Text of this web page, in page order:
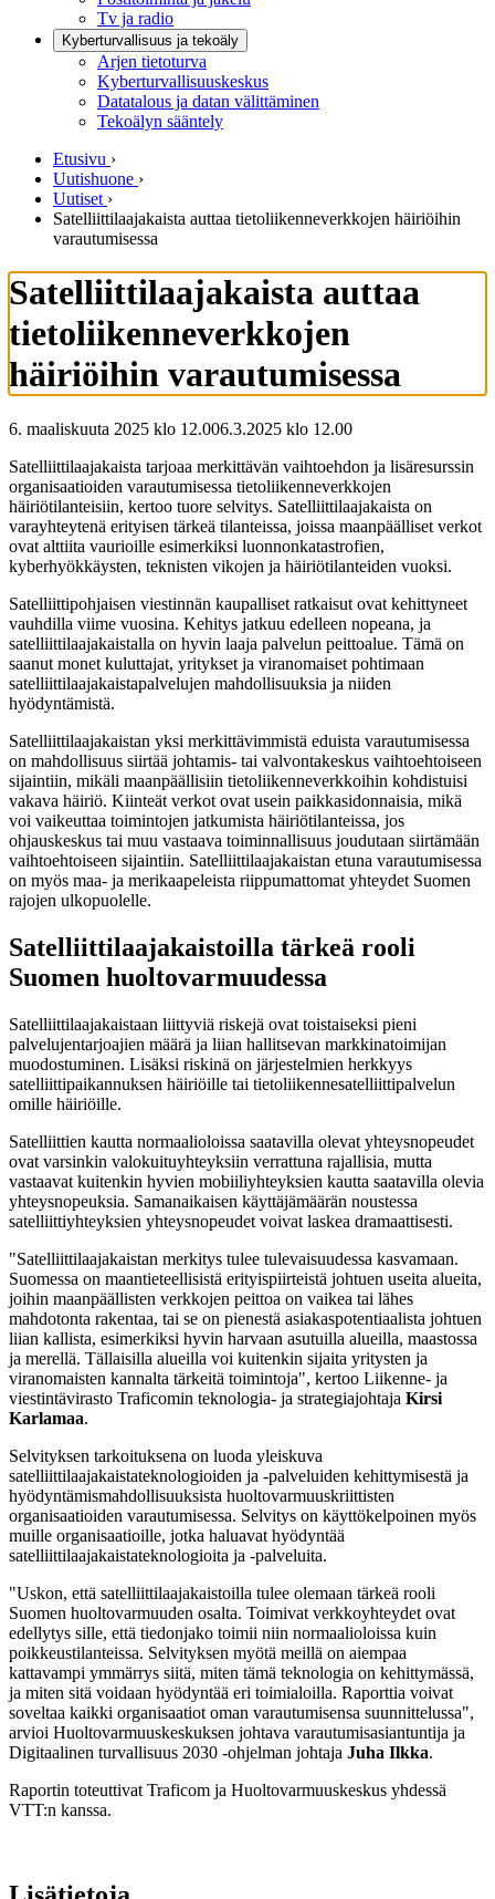
Tv ja radio
Kyberturvallisuus ja tekoäly
Arjen tietoturva
Kyberturvallisuuskeskus
Datatalous ja datan välittäminen
Tekoälyn sääntely
Etusivu ›
Uutishuone ›
Uutiset ›
Satelliittilaajakaista auttaa tietoliikenneverkkojen häiriöihin
varautumisessa
Satelliittilaajakaista auttaa
tietoliikenneverkkojen
häiriöihin varautumisessa
6. maaliskuuta 2025 klo 12.006.3.2025 klo 12.00
Satelliittilaajakaista tarjoaa merkittävän vaihtoehdon ja lisäresurssin
organisaatioiden varautumisessa tietoliikenneverkkojen
häiriötilanteisiin, kertoo tuore selvitys. Satelliittilaajakaista on
varayhteytenä erityisen tärkeä tilanteissa, joissa maanpäälliset verkot
ovat alttiita vaurioille esimerkiksi luonnonkatastrofien,
kyberhyökkäysten, teknisten vikojen ja häiriötilanteiden vuoksi.
Satelliittipohjaisen viestinnän kaupalliset ratkaisut ovat kehittyneet
vauhdilla viime vuosina. Kehitys jatkuu edelleen nopeana, ja
satelliittilaajakaistalla on hyvin laaja palvelun peittoalue. Tämä on
saanut monet kuluttajat, yritykset ja viranomaiset pohtimaan
satelliittilaajakaistapalvelujen mahdollisuuksia ja niiden
hyödyntämistä.
Satelliittilaajakaistan yksi merkittävimmistä eduista varautumisessa
on mahdollisuus siirtää johtamis- tai valvontakeskus vaihtoehtoiseen
sijaintiin, mikäli maanpäällisiin tietoliikenneverkkoihin kohdistuisi
vakava häiriö. Kiinteät verkot ovat usein paikkasidonnaisia, mikä
voi vaikeuttaa toimintojen jatkumista häiriötilanteissa, jos
ohjauskeskus tai muu vastaava toiminnallisuus joudutaan siirtämään
vaihtoehtoiseen sijaintiin. Satelliittilaajakaistan etuna varautumisessa
on myös maa- ja merikaapeleista riippumattomat yhteydet Suomen
rajojen ulkopuolelle.
Satelliittilaajakaistoilla tärkeä rooli
Suomen huoltovarmuudessa
Satelliittilaajakaistaan liittyviä riskejä ovat toistaiseksi pieni
palvelujentarjoajien määrä ja liian hallitsevan markkinatoimijan
muodostuminen. Lisäksi riskinä on järjestelmien herkkyys
satelliittipaikannuksen häiriöille tai tietoliikennesatelliittipalvelun
omille häiriöille.
Satelliittien kautta normaalioloissa saatavilla olevat yhteysnopeudet
ovat varsinkin valokuituyhteyksiin verrattuna rajallisia, mutta
vastaavat kuitenkin hyvien mobiiliyhteyksien kautta saatavilla olevia
yhteysnopeuksia. Samanaikaisen käyttäjämäärän noustessa
satelliittiyhteyksien yhteysnopeudet voivat laskea dramaattisesti.
"Satelliittilaajakaistan merkitys tulee tulevaisuudessa kasvamaan.
Suomessa on maantieteellisistä erityispiirteistä johtuen useita alueita,
joihin maanpäällisten verkkojen peittoa on vaikea tai lähes
mahdotonta rakentaa, tai se on pienestä asiakaspotentiaalista johtuen
liian kallista, esimerkiksi hyvin harvaan asutuilla alueilla, maastossa
ja merellä. Tällaisilla alueilla voi kuitenkin sijaita yritysten ja
viranomaisten kannalta tärkeitä toimintoja", kertoo Liikenne- ja
viestintävirasto Traficomin teknologia- ja strategiajohtaja Kirsi
Karlamaa.
Selvityksen tarkoituksena on luoda yleiskuva
satelliittilaajakaistateknologioiden ja -palveluiden kehittymisestä ja
hyödyntämismahdollisuuksista huoltovarmuuskriittisten
organisaatioiden varautumisessa. Selvitys on käyttökelpoinen myös
muille organisaatioille, jotka haluavat hyödyntää
satelliittilaajakaistateknologioita ja -palveluita.
"Uskon, että satelliittilaajakaistoilla tulee olemaan tärkeä rooli
Suomen huoltovarmuuden osalta. Toimivat verkkoyhteydet ovat
edellytys sille, että tiedonjako toimii niin normaalioloissa kuin
poikkeustilanteissa. Selvityksen myötä meillä on aiempaa
kattavampi ymmärrys siitä, miten tämä teknologia on kehittymässä,
ja miten sitä voidaan hyödyntää eri toimialoilla. Raporttia voivat
soveltaa kaikki organisaatiot oman varautumisensa suunnittelussa",
arvioi Huoltovarmuuskeskuksen johtava varautumisasiantuntija ja
Digitaalinen turvallisuus 2030 -ohjelman johtaja Juha Ilkka.
Raportin toteuttivat Traficom ja Huoltovarmuuskeskus yhdessä
VTT:n kanssa.